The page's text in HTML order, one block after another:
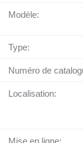
Modèle:
Type:
Numéro de
Localisation: